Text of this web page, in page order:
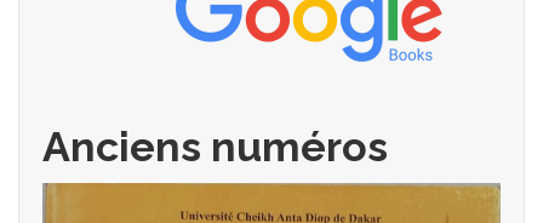
Anciens numéros